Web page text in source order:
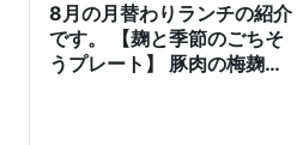
8月の月替わりランチの紹介
です。 【麹と季節のごちそ
うプレート】 豚肉の梅麹し